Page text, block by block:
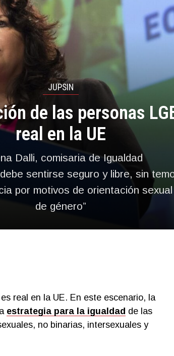
JUPSIN
de las personas
real en la UE
Dalli, comisaria de Igualdad
sentirse seguro y libre, sin
por motivos de orientación
de género”
real en la UE. En este escenario, la
estrategia para la igualdad de las
no binarias, intersexuales y